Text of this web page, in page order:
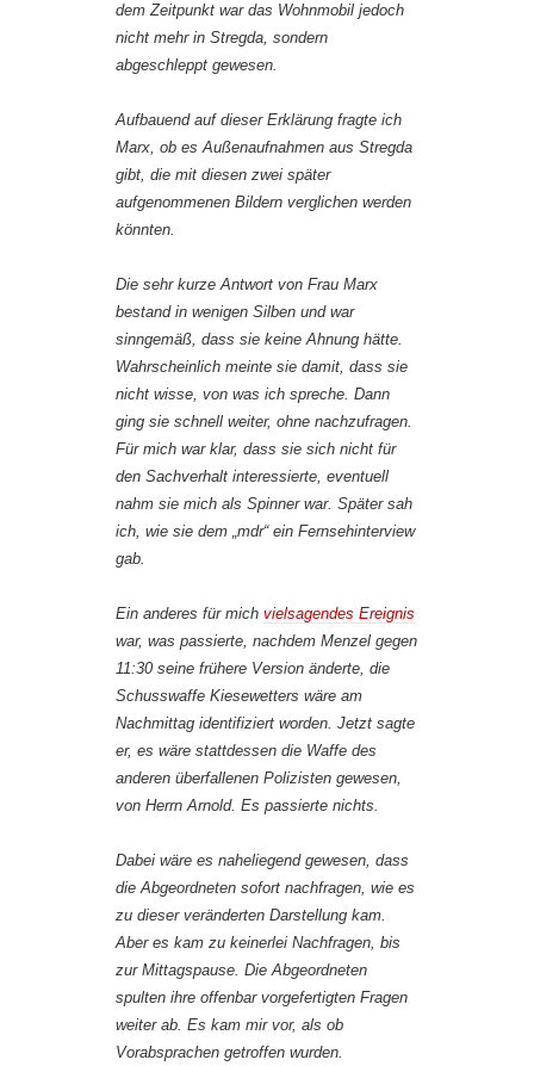
dem Zeitpunkt war das Wohnmobil jedoch
nicht mehr in Stregda, sondern
abgeschleppt gewesen.
Aufbauend auf dieser Erklärung fragte ich
Marx, ob es Außenaufnahmen aus Stregda
gibt, die mit diesen zwei später
aufgenommenen Bildern verglichen werden
könnten.
Die sehr kurze Antwort von Frau Marx
bestand in wenigen Silben und war
sinngemäß, dass sie keine Ahnung hätte.
Wahrscheinlich meinte sie damit, dass sie
nicht wisse, von was ich spreche. Dann
ging sie schnell weiter, ohne nachzufragen.
Für mich war klar, dass sie sich nicht für
den Sachverhalt interessierte, eventuell
nahm sie mich als Spinner war. Später sah
ich, wie sie dem „mdr“ ein Fernsehinterview
gab.
Ein anderes für mich vielsagendes Ereignis
war, was passierte, nachdem Menzel gegen
11:30 seine frühere Version änderte, die
Schusswaffe Kiesewetters wäre am
Nachmittag identifiziert worden. Jetzt sagte
er, es wäre stattdessen die Waffe des
anderen überfallenen Polizisten gewesen,
von Herrn Arnold. Es passierte nichts.
Dabei wäre es naheliegend gewesen, dass
die Abgeordneten sofort nachfragen, wie es
zu dieser veränderten Darstellung kam.
Aber es kam zu keinerlei Nachfragen, bis
zur Mittagspause. Die Abgeordneten
spulten ihre offenbar vorgefertigten Fragen
weiter ab. Es kam mir vor, als ob
Vorabsprachen getroffen wurden.